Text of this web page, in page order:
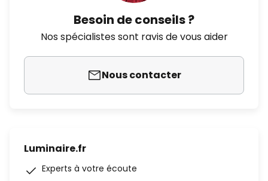
Besoin de conseils ?
Nos spécialistes sont ravis de vous aider
Nous contacter
Luminaire.fr
Experts à votre écoute